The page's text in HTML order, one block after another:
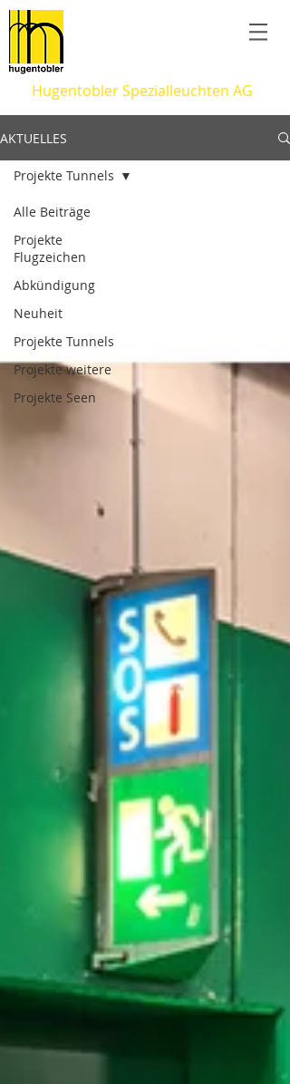
Hugentobler Spezialleuchten AG
AKTUELLES
Alle Beiträge
Projekte
Flugzeichen
Abkündigung
Neuheit
Projekte Tunnels
Projekte weitere
Projekte Seen
Projekte Tunnels